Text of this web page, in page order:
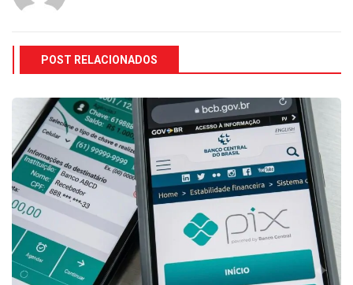
POST RELACIONADOS